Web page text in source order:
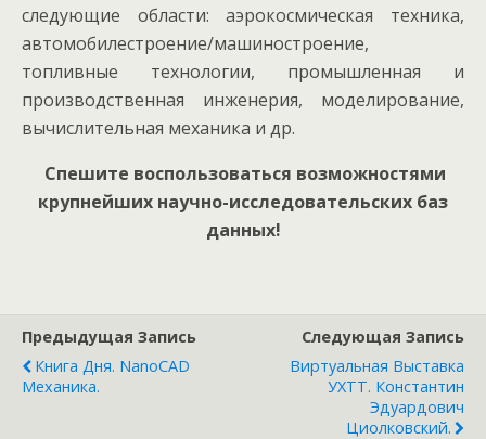
следующие области: аэрокосмическая техника,
автомобилестроение/машиностроение,
топливные технологии, промышленная и
производственная инженерия, моделирование,
вычислительная механика и др.
Спешите воспользоваться возможностями
крупнейших научно-исследовательских баз
данных!
Предыдущая Запись
Книга Дня. NanoCAD
Механика.
Следующая Запись
Виртуальная Выставка
УХТТ. Константин
Эдуардович
Циолковский.